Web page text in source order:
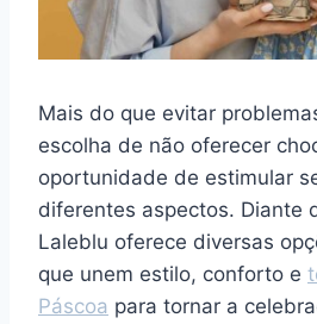
Mais do que evitar
escolha de não oferecer
oportunidade de estimular
diferentes aspectos. Diante
Laleblu oferece diversas
que unem estilo, conforto e
Páscoa para tornar a